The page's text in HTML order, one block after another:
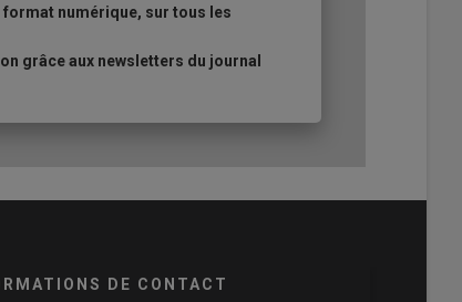
numérique, sur tous les
grâce aux newsletters du journal
DE CONTACT